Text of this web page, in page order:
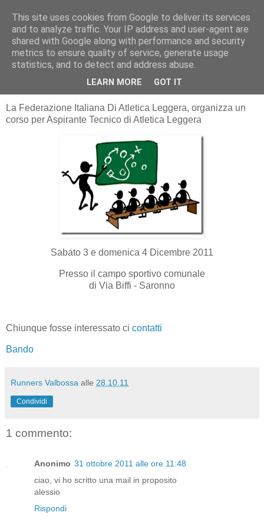
RUNNERS VALBOSSA
venerdì 28 ottobre 2011
CORSO ISTRUTTORE FIDAL
La Federazione Italiana Di Atletica Leggera, organizza un
corso per Aspirante Tecnico di Atletica Leggera
Sabato 3 e domenica 4 Dicembre 2011
Presso il campo sportivo comunale
di Via Biffi - Saronno
Chiunque fosse interessato ci contatti
Bando
Runners Valbossa alle 28.10.11
Condividi
1 commento:
Anonimo 31 ottobre 2011 alle ore 11:48
ciao, vi ho scritto una mail in proposito
alessio
Rispondi
This site uses cookies from Google to deliver its services
and to analyze traffic. Your IP address and user-agent are
shared with Google along with performance and security
metrics to ensure quality of service, generate usage
statistics, and to detect and address abuse.
LEARN MORE GOT IT